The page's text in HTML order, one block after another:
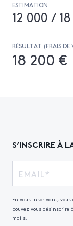
ESTIMATION
12 000 /
RÉSULTAT (FRAIS
18 200 €
S’INSCRIRE À
En vous inscrivant,
pouvez vous
mails.